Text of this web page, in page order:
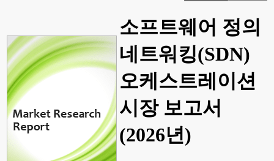
소프트웨어 정의
네트워킹(SDN)
오케스트레이션
시장 보고서
(2026년)